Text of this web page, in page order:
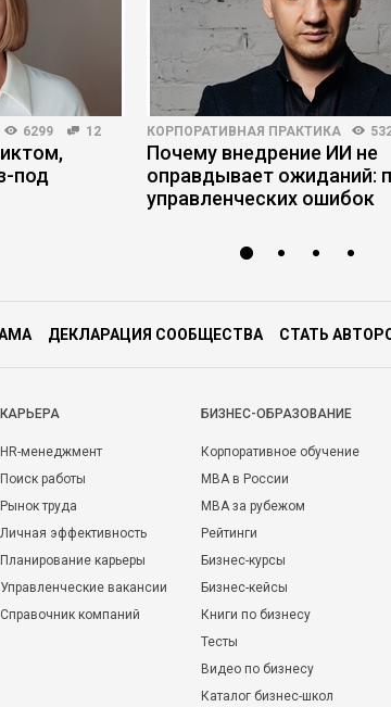
6299 12
под
КОРПОРАТИВНАЯ ПРАКТИКА
Почему внедрение ИИ не
оправдывает ожиданий:
управленческих ошибок
ДЕКЛАРАЦИЯ СООБЩЕСТВА СТАТЬ
КАРЬЕРА
HR-менеджмент
Поиск работы
Рынок труда
Личная эффективность
Планирование карьеры
Управленческие вакансии
Справочник компаний
БИЗНЕС-ОБРАЗОВАНИЕ
Корпоративное обучение
MBA в России
MBA за рубежом
Рейтинги
Бизнес-курсы
Бизнес-кейсы
Книги по бизнесу
Тесты
Видео по бизнесу
Каталог бизнес-школ